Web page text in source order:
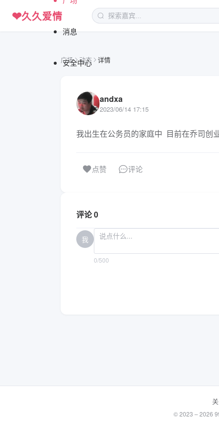
❤久久爱情
消息
安全中心
广场 动态 详情
andxa
2023/06/14 17:15
我出生在公务员的家庭中  目前在乔司创
点赞 评论
评论 0
我
0/500
© 2023 – 2026